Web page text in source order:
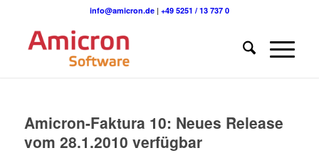
info@amicron.de| +49 5251 / 13 737 0
Amicron-Faktura 10: Neues Release
vom 28.1.2010 verfügbar